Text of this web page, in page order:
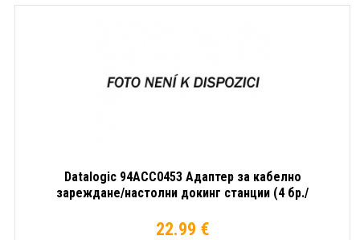
Datalogic 94ACC0453 Адаптер за кабелно
зареждане/настолни докинг станции (4 бр./
22.99 €